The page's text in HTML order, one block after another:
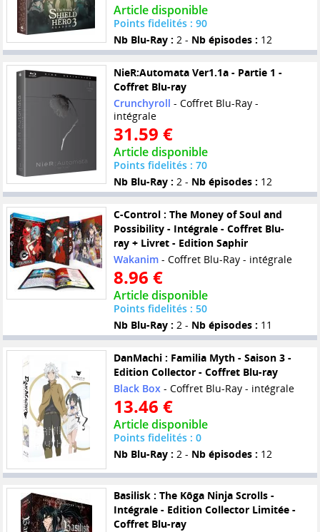
Article disponible
Points fidelités : 90
Nb Blu-Ray : 2 - Nb épisodes : 12
NieR:Automata Ver1.1a - Partie 1 -
Coffret Blu-ray
Crunchyroll - Coffret Blu-Ray -
intégrale
31.59 €
Article disponible
Points fidelités : 70
Nb Blu-Ray : 2 - Nb épisodes : 12
C-Control : The Money of Soul and
Possibility - Intégrale - Coffret Blu-
ray + Livret - Edition Saphir
Wakanim- Coffret Blu-Ray - intégrale
8.96 €
Article disponible
Points fidelités : 50
Nb Blu-Ray : 2 - Nb épisodes : 11
DanMachi : Familia Myth - Saison 3 -
Edition Collector - Coffret Blu-ray
Black Box- Coffret Blu-Ray - intégrale
13.46 €
Article disponible
Points fidelités : 0
Nb Blu-Ray : 2 - Nb épisodes : 12
Basilisk : The Kôga Ninja Scrolls -
Intégrale - Edition Collector Limitée -
Coffret Blu-ray